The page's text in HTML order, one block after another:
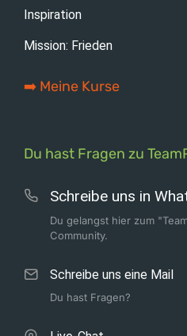
Inspiration
Mission: Frieden
➡️ Meine Kurse
Du hast Fragen zu
Schreibe uns in
Du gelangst hier zum
Community.
Schreibe uns eine Mail
Du hast Fragen?